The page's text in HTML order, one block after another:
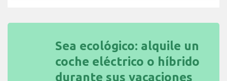
Sea ecológico: alquile un
coche eléctrico o híbrido
durante sus vacaciones